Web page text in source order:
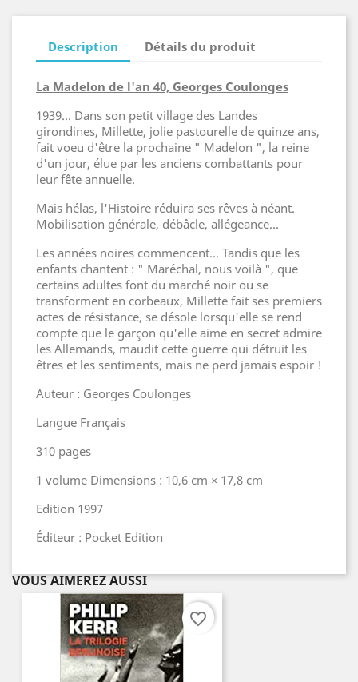
Description Détails du produit
La Madelon de l'an 40, Georges Coulonges
1939... Dans son petit village des Landes
girondines, Millette, jolie pastourelle de quinze ans,
fait voeu d'être la prochaine " Madelon ", la reine
d'un jour, élue par les anciens combattants pour
leur fête annuelle.
Mais hélas, l'Histoire réduira ses rêves à néant.
Mobilisation générale, débâcle, allégeance...
Les années noires commencent... Tandis que les
enfants chantent : " Maréchal, nous voilà ", que
certains adultes font du marché noir ou se
transforment en corbeaux, Millette fait ses premiers
actes de résistance, se désole lorsqu'elle se rend
compte que le garçon qu'elle aime en secret admire
les Allemands, maudit cette guerre qui détruit les
êtres et les sentiments, mais ne perd jamais espoir !
Auteur : Georges Coulonges
Langue Français
310 pages
1 volume Dimensions : 10,6 cm × 17,8 cm
Edition 1997
Éditeur : Pocket Edition
VOUS AIMEREZ AUSSI
favorite_border